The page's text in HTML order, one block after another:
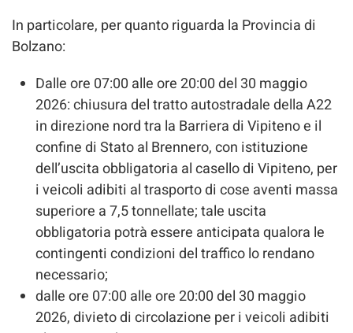
In particolare, per quanto riguarda la Provincia di
Bolzano:
Dalle ore 07:00 alle ore 20:00 del 30 maggio
2026: chiusura del tratto autostradale della A22
in direzione nord tra la Barriera di Vipiteno e il
confine di Stato al Brennero, con istituzione
dell’uscita obbligatoria al casello di Vipiteno, per
i veicoli adibiti al trasporto di cose aventi massa
superiore a 7,5 tonnellate; tale uscita
obbligatoria potrà essere anticipata qualora le
contingenti condizioni del traffico lo rendano
necessario;
dalle ore 07:00 alle ore 20:00 del 30 maggio
2026, divieto di circolazione per i veicoli adibiti